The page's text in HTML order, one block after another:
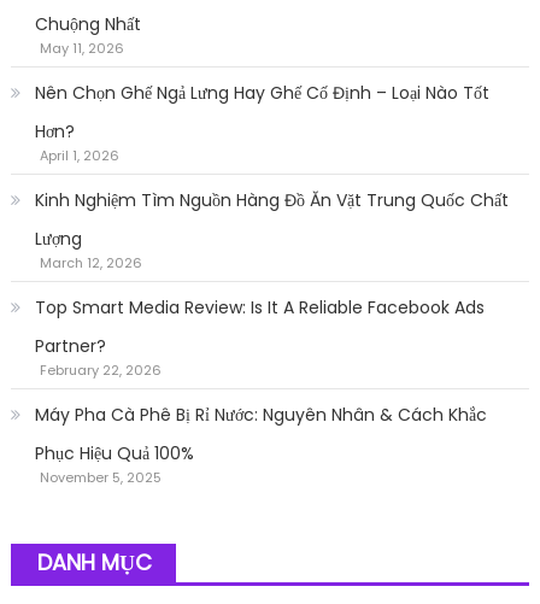
Chuộng Nhất
May 11, 2026
Nên Chọn Ghế Ngả Lưng Hay Ghế Cố Định – Loại Nào Tốt
Hơn?
April 1, 2026
Kinh Nghiệm Tìm Nguồn Hàng Đồ Ăn Vặt Trung Quốc Chất
Lượng
March 12, 2026
Top Smart Media Review: Is It A Reliable Facebook Ads
Partner?
February 22, 2026
Máy Pha Cà Phê Bị Rỉ Nước: Nguyên Nhân & Cách Khắc
Phục Hiệu Quả 100%
November 5, 2025
DANH MỤC